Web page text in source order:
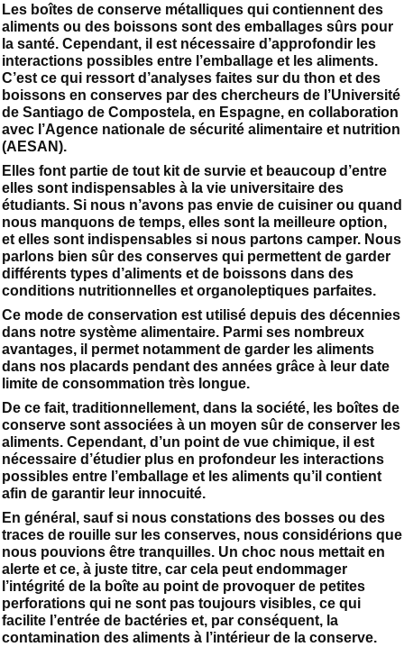
Les boîtes de conserve métalliques qui contiennent des
aliments ou des boissons sont des emballages sûrs pour
la santé. Cependant, il est nécessaire d’approfondir les
interactions possibles entre l’emballage et les aliments.
C’est ce qui ressort d’analyses faites sur du thon et des
boissons en conserves par des chercheurs de l’Université
de Santiago de Compostela, en Espagne, en collaboration
avec l’Agence nationale de sécurité alimentaire et nutrition
(AESAN).
Elles font partie de tout kit de survie et beaucoup d’entre
elles sont indispensables à la vie universitaire des
étudiants. Si nous n’avons pas envie de cuisiner ou quand
nous manquons de temps, elles sont la meilleure option,
et elles sont indispensables si nous partons camper. Nous
parlons bien sûr des conserves qui permettent de garder
différents types d’aliments et de boissons dans des
conditions nutritionnelles et organoleptiques parfaites.
Ce mode de conservation est utilisé depuis des décennies
dans notre système alimentaire. Parmi ses nombreux
avantages, il permet notamment de garder les aliments
dans nos placards pendant des années grâce à leur date
limite de consommation très longue.
De ce fait, traditionnellement, dans la société, les boîtes de
conserve sont associées à un moyen sûr de conserver les
aliments. Cependant, d’un point de vue chimique, il est
nécessaire d’étudier plus en profondeur les interactions
possibles entre l’emballage et les aliments qu’il contient
afin de garantir leur innocuité.
En général, sauf si nous constations des bosses ou des
traces de rouille sur les conserves, nous considérions que
nous pouvions être tranquilles. Un choc nous mettait en
alerte et ce, à juste titre, car cela peut endommager
l’intégrité de la boîte au point de provoquer de petites
perforations qui ne sont pas toujours visibles, ce qui
facilite l’entrée de bactéries et, par conséquent, la
contamination des aliments à l’intérieur de la conserve.